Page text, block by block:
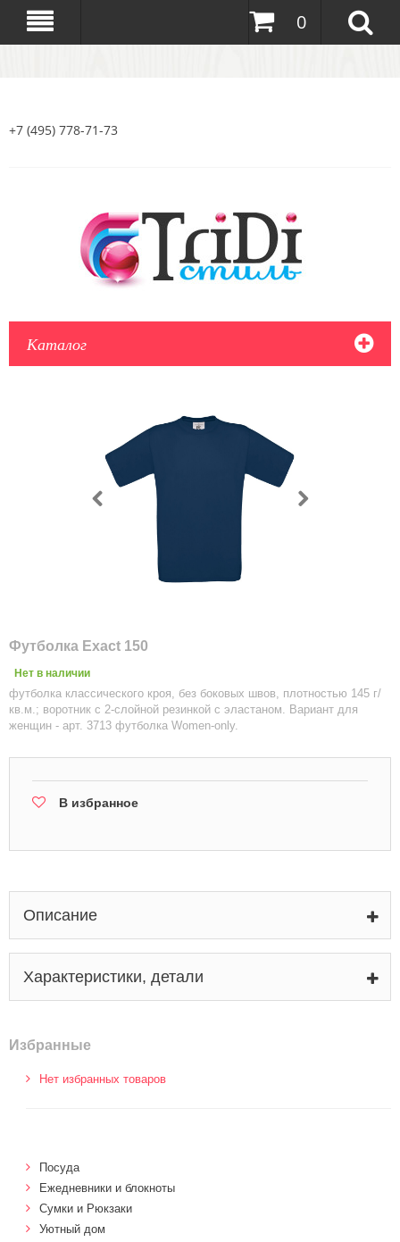
0
+7 (495) 778-71-73
Каталог
Футболка Exact 150
Нет в наличии
футболка классического кроя, без боковых швов, плотностью 145 г/
кв.м.; воротник с 2-слойной резинкой с эластаном. Вариант для
женщин - арт. 3713 футболка Women-only.
В избранное
Описание
Характеристики, детали
Избранные
Нет избранных товаров
Посуда
Ежедневники и блокноты
Сумки и Рюкзаки
Уютный дом